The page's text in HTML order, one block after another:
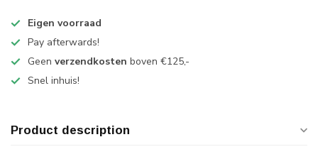
Eigen voorraad
Pay afterwards!
Geen verzendkosten boven €125,-
Snel inhuis!
Product description